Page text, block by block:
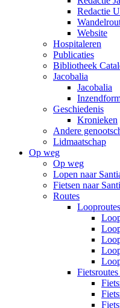
Redactie
Website
Hospitaleren
Publicaties
Bibliotheek
Jacobalia
Jacobalia
Geschiedenis
Kronieken
Andere
Lidmaatschap
Op weg
Op weg
Lopen naar
Fietsen naar
Routes